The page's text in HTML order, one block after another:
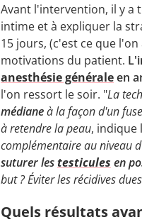
Avant l'intervention, il y a
intime et à expliquer la
15 jours, (c'est ce que
motivations du patient.
anesthésie généraleen
l'on ressort le soir. "La
médianeà la façon d'un
à retendre la peau, indique
complémentaire au niveau
suturer lestesticules en
but ? Éviter les récidives
Quels résultats